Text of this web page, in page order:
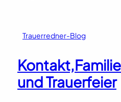
Trauerredner-Blog
und Trauerfeier